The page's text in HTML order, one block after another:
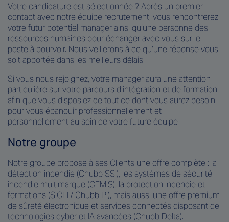
Votre candidature est sélectionnée ? Après un premier
contact avec notre équipe recrutement, vous rencontrerez
votre futur potentiel manager ainsi qu’une personne des
ressources humaines pour échanger avec vous sur le
poste à pourvoir. Nous veillerons à ce qu’une réponse vous
soit apportée dans les meilleurs délais.
Si vous nous rejoignez, votre manager aura une attention
particulière sur votre parcours d’intégration et de formation
afin que vous disposiez de tout ce dont vous aurez besoin
pour vous épanouir professionnellement et
personnellement au sein de votre future équipe.
Notre groupe
Notre groupe propose à ses Clients une offre complète : la
détection incendie (Chubb SSI), les systèmes de sécurité
incendie multimarque (CEMIS), la protection incendie et
formations (SICLI / Chubb PI), mais aussi une offre premium
de sûreté électronique et services connectés disposant de
technologies cyber et IA avancées (Chubb Delta).